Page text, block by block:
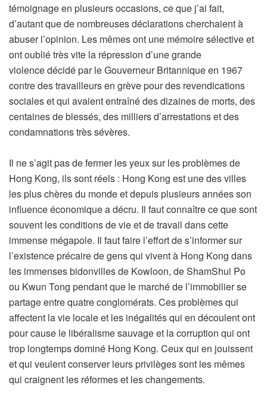
témoignage en plusieurs occasions, ce que j’ai fait,
d’autant que de nombreuses déclarations cherchaient à
abuser l’opinion. Les mêmes ont une mémoire sélective et
ont oublié très vite la répression d’une grande
violence décidé par le Gouverneur Britannique en 1967
contre des travailleurs en grève pour des revendications
sociales et qui avaient entraîné des dizaines de morts, des
centaines de blessés, des milliers d’arrestations et des
condamnations très sévères.
Il ne s’agit pas de fermer les yeux sur les problèmes de
Hong Kong, ils sont réels : Hong Kong est une des villes
les plus chères du monde et depuis plusieurs années son
influence économique a décru. Il faut connaître ce que sont
souvent les conditions de vie et de travail dans cette
immense mégapole. Il faut faire l’effort de s’informer sur
l’existence précaire de gens qui vivent à Hong Kong dans
les immenses bidonvilles de Kowloon, de ShamShui Po
ou Kwun Tong pendant que le marché de l’immobilier se
partage entre quatre conglomérats. Ces problèmes qui
affectent la vie locale et les inégalités qui en découlent ont
pour cause le libéralisme sauvage et la corruption qui ont
trop longtemps dominé Hong Kong. Ceux qui en jouissent
et qui veulent conserver leurs privilèges sont les mêmes
qui craignent les réformes et les changements.